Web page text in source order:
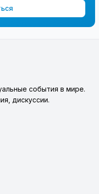
события в мире.
дискуссии.